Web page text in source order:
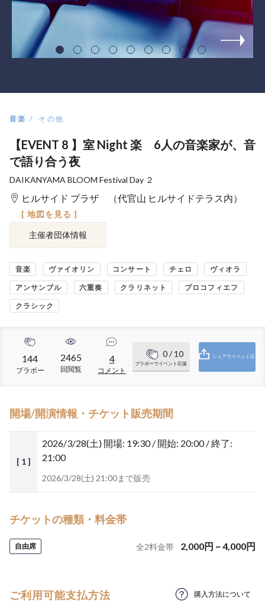
音楽 その他
【EVENT 8 】室 Night 楽 6人の音楽家が、音
で語り合う夜
DAIKANYAMA BLOOM Festival Day ２
ヒルサイド プラザ （代官山 ヒルサイドテラス内）
[ 地図を見る ]
主催者団体情報
音楽 ヴァイオリン コンサート チェロ ヴィオラ
アンサンブル 六重奏 クラリネット プロコフィエフ
クラシック
144
ブラボー
2465
回閲覧
4
コメント
0/ 10
ブラボーでイベント応援
シェアでイベント応
開場/開演情報・チケット販売期間
[ 1 ]
2026/3/28(土) 開場: 19:30 / 開始: 20:00 / 終了:
21:00
2026/3/28(土) 21:00まで販売
チケットの種類・料金帯
自由席 全2料金帯 2,000円 ~4,000円
ご利用可能支払方法 購入方法について